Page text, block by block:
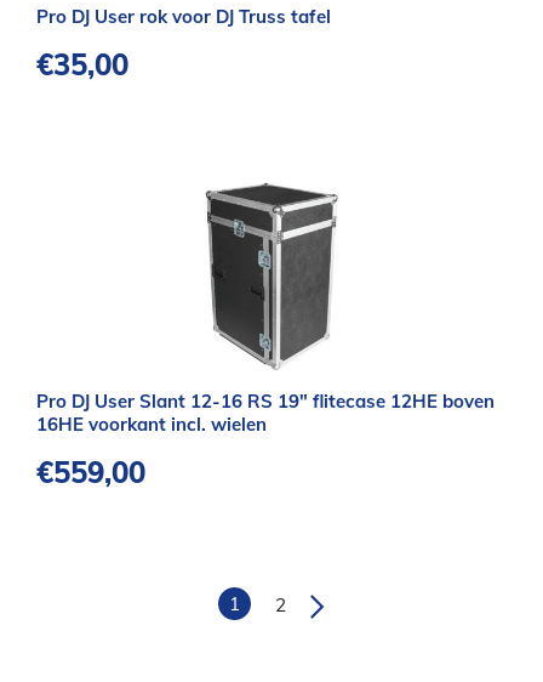
Pro DJ User rok voor DJ Truss tafel
€35,00
Pro DJ User Slant 12-16 RS 19″ flitecase 12HE boven
16HE voorkant incl. wielen
€559,00
1 2